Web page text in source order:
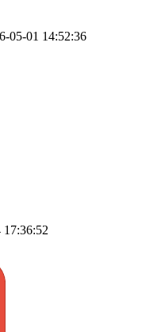
05-01 14:52:36
17:36:52